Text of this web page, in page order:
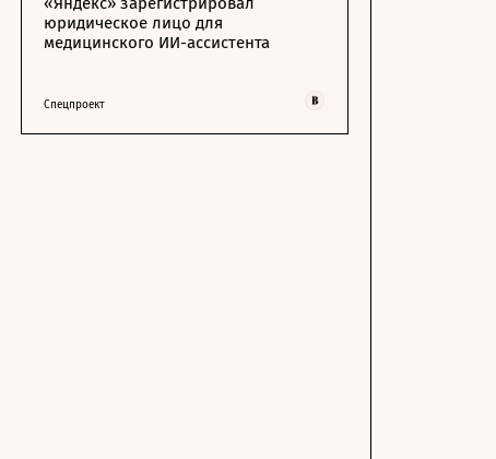
юридическое лицо для
медицинского ИИ-ассистента
Спецпроект